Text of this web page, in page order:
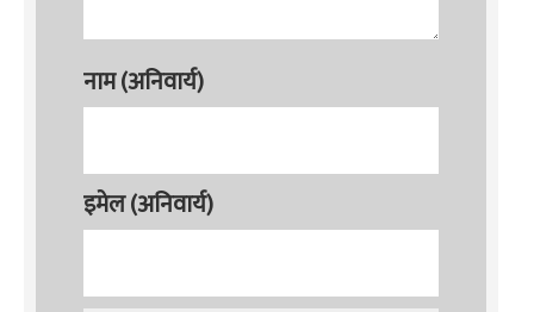
नाम (अनिवार्य)
इमेल (अनिवार्य)